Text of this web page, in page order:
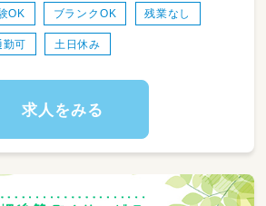
たら、食事やトイレのサポートをしま
緒に行動する時間が多く
りと密に関われます☆
務をしっかりお伝えしますので
OK ブランクOK 残業なし
勤可 土日休み
求人をみる